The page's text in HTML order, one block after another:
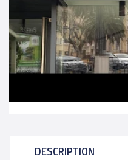
DESCRIPTION